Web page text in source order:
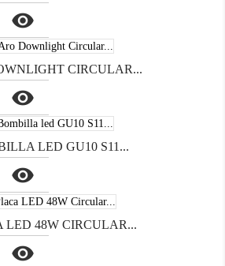

CIRCULAR...

LED GU10 S11...

LED 48W CIRCULAR...
